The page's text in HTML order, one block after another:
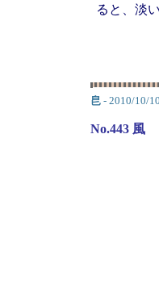
ると、淡
皀 - 2010/10/
No.443 風